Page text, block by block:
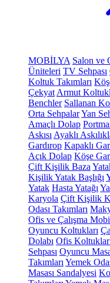
MOBİLYA Salon ve
Üniteleri TV Sehpası
Koltuk Takımları
Çekyat Armut
Benchler Sallanan
Orta SehpalarYan
Amaçlı Dolap
Askısı Ayaklı
Gardırop Kapaklı
Açık Dolap Köşe
Çift Kişilik Baza
Kişilik Yatak Başlığı
Yatak Hasta Yatağı
Karyola Çift Kişilik
Odası Takımları
Ofis ve Çalışma
Oyuncu Koltukları
Dolabı Ofis
Sehpası Oyuncu
Takımları Yemek
Masası Sandalyesi